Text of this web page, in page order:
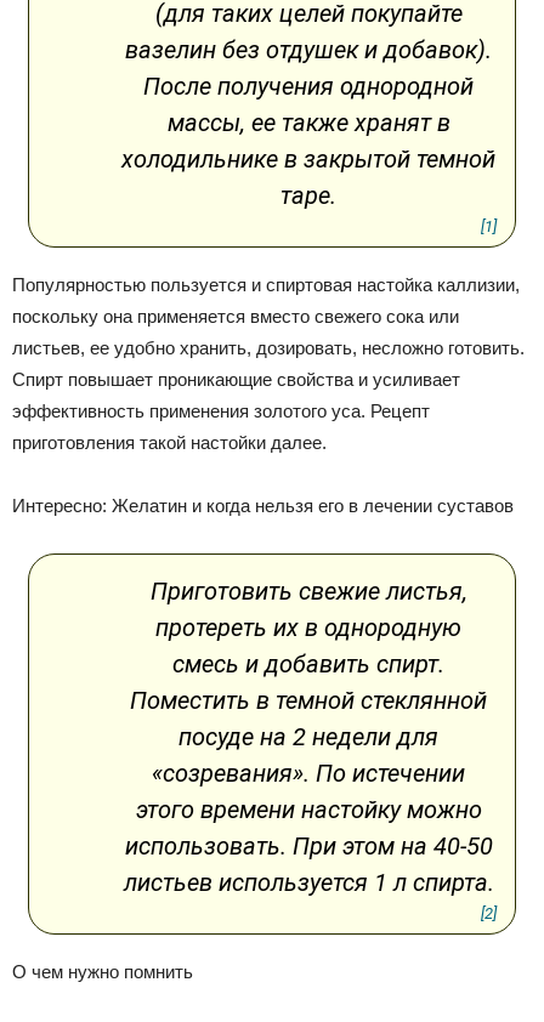
(для таких целей покупайте
вазелин без отдушек и добавок).
После получения однородной
массы, ее также хранят в
холодильнике в закрытой темной
таре.
[1]
Популярностью пользуется и спиртовая настойка каллизии,
поскольку она применяется вместо свежего сока или
листьев, ее удобно хранить, дозировать, несложно готовить.
Спирт повышает проникающие свойства и усиливает
эффективность применения золотого уса. Рецепт
приготовления такой настойки далее.
Интересно: Желатин и когда нельзя его в лечении суставов
Приготовить свежие листья,
протереть их в однородную
смесь и добавить спирт.
Поместить в темной стеклянной
посуде на 2 недели для
«созревания». По истечении
этого времени настойку можно
использовать. При этом на 40-50
листьев используется 1 л спирта.
[2]
О чем нужно помнить